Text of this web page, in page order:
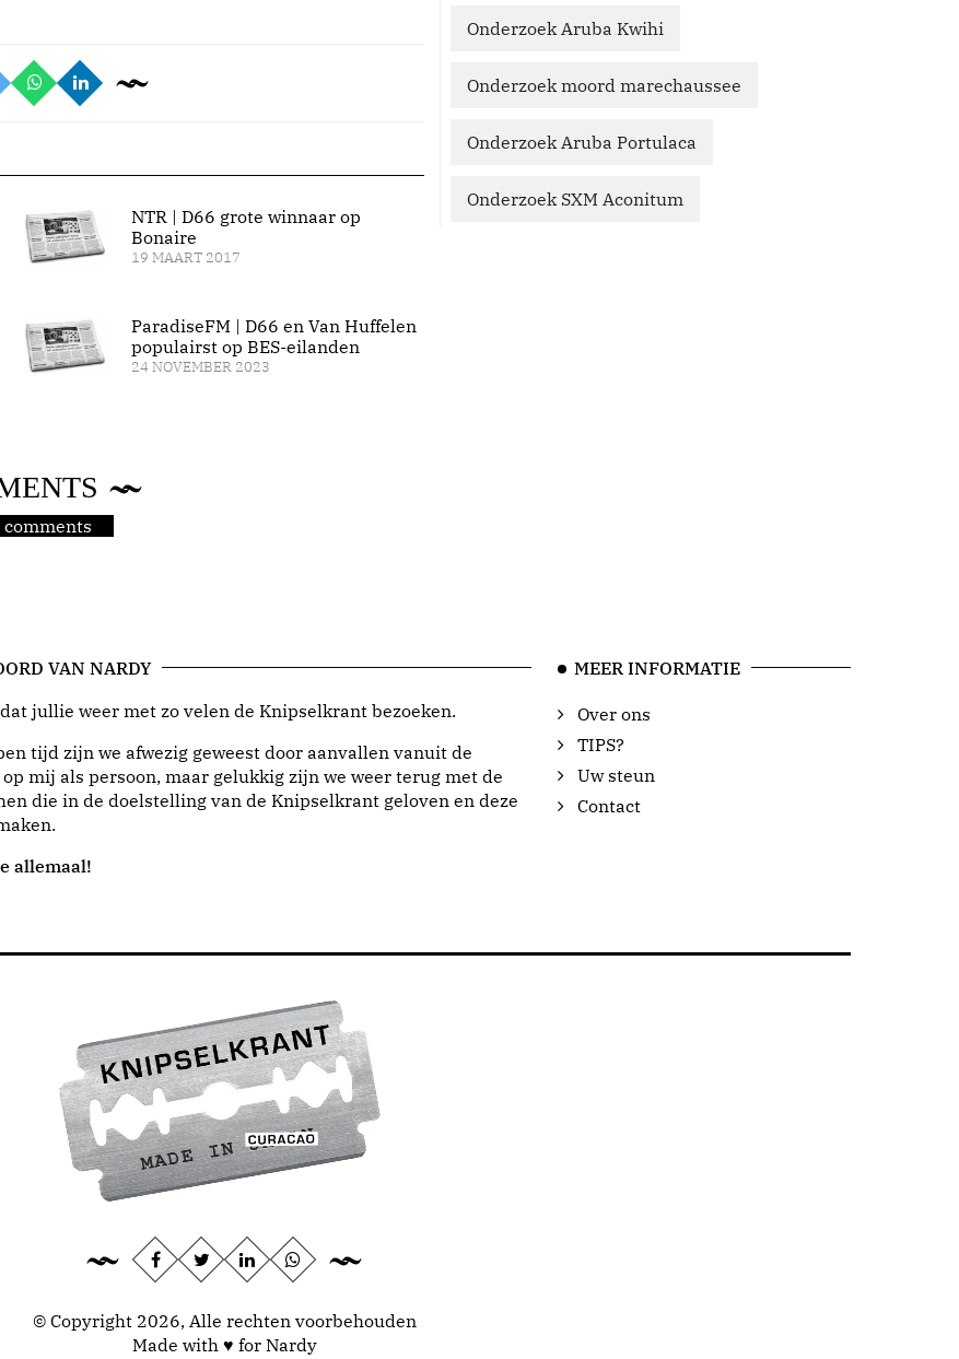
NTR | D66 grote winnaar op
Bonaire
19 MAART 2017
ParadiseFM | D66 en Van Huffelen
populairst op BES-eilanden
24 NOVEMBER 2023
Onderzoek Aruba Kwihi
Onderzoek moord marechaussee
Onderzoek Aruba Portulaca
Onderzoek SXM Aconitum
VAN NARDY
jullie weer met zo velen de Knipselkrant bezoeken.
tijd zijn we afwezig geweest door aanvallen vanuit de
mij als persoon, maar gelukkig zijn we weer terug met de
die in de doelstelling van de Knipselkrant geloven en deze
allemaal!
MEER INFORMATIE
Over ons
TIPS?
Uw steun
Contact
© Copyright 2026, Alle rechten voorbehouden
Made with ♥ for Nardy